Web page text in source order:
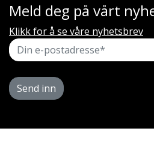
Meld deg på vårt
Klikk for å se våre nyhetsbrev
Send inn